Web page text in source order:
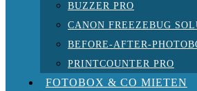
BUZZER PRO
CANON FREEZEBUG
BEFORE-AFTER-
PRINTCOUNTER PRO
FOTOBOX & CO MIETEN